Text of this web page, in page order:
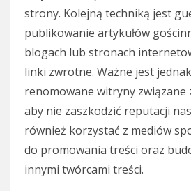
strony. Kolejną techniką jest
publikowanie artykułów
blogach lub stronach
linki zwrotne. Ważne jest
renomowane witryny związane
aby nie zaszkodzić reputacji
również korzystać z mediów
do promowania treści oraz
innymi twórcami treści.